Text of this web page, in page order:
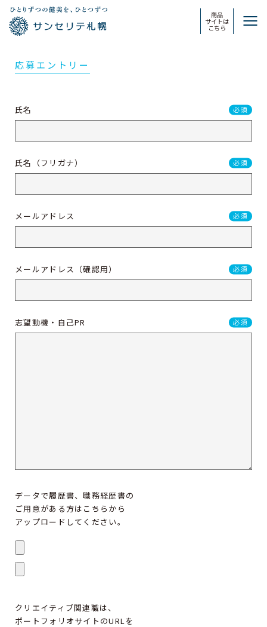
商品
サイトは
こちら
応募エントリー
氏名 必須
氏名（フリガナ） 必須
メールアドレス 必須
メールアドレス（確認用） 必須
志望動機・自己PR 必須
データで履歴書、職務経歴書の
ご用意がある方はこちらから
アップロードしてください。
クリエイティブ関連職は、
ポートフォリオサイトのURLを